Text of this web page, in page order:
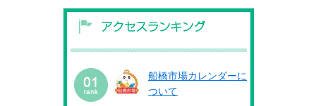
船橋市場カレンダーに
ついて